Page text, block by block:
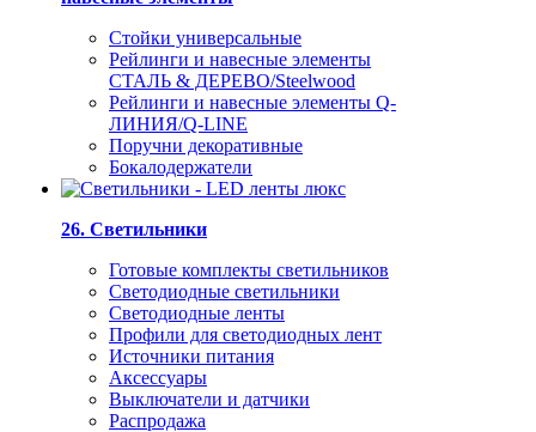
Стойки универсальные
Рейлинги и навесные элементы
СТАЛЬ & ДЕРЕВО/Steelwood
Рейлинги и навесные элементы Q-
ЛИНИЯ/Q-LINE
Поручни декоративные
Бокалодержатели
26. Светильники
Готовые комплекты светильников
Светодиодные светильники
Светодиодные ленты
Профили для светодиодных лент
Источники питания
Аксессуары
Выключатели и датчики
Распродажа